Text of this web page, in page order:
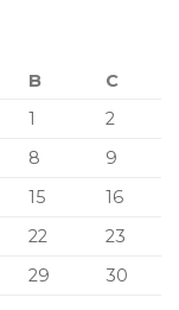
B
C
1
2
8
9
15
16
22
23
29
30